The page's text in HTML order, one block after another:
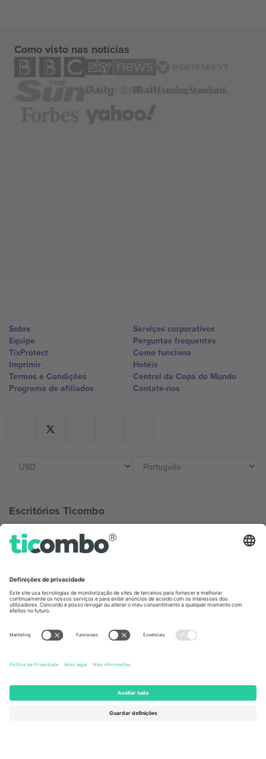
Como visto nas notícias
Sobre
Equipe
TixProtect
Imprimir
Termos e Condições
Programa de afiliados
Serviços corporativos
Perguntas frequentes
Como funciona
Hotéis
Central da Copa do Mundo
Contate-nos
Escritórios Ticombo
Germany
Unter den Linden 24, 10117
United States
Newark, Delaware 19713, United
Switzerland
Engelberg, Switzerland
Bulgaria
Regus Sofia City West, bul
Totleben 53-55, 1606 Sofia,
UAE Dubai Silicon Oasis, DDP
Building A1, Office 302, Dubai,
United Arab Emirates